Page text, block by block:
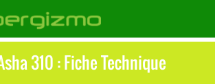
310 : Fiche Technique